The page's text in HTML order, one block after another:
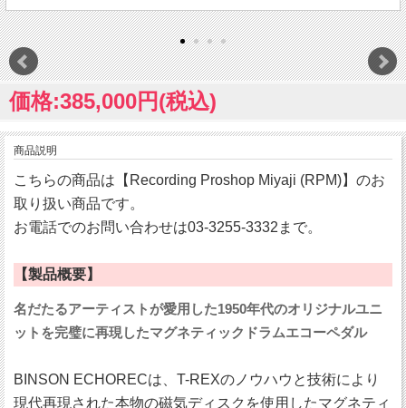
価格:385,000円(税込)
商品説明
こちらの商品は【Recording Proshop Miyaji (RPM)】のお
取り扱い商品です。
お電話でのお問い合わせは03-3255-3332まで。
【製品概要】
名だたるアーティストが愛用した1950年代のオリジナルユニ
ットを完璧に再現したマグネティックドラムエコーペダル
BINSON ECHORECは、T-REXのノウハウと技術により
現代再現された本物の磁気ディスクを使用したマグネティ